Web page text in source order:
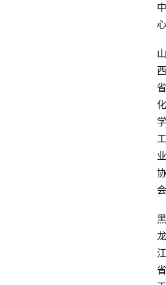
中
心
山
西
省
化
学
工
业
协
会
黑
龙
江
省